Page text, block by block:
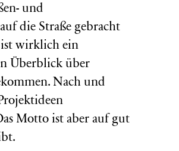
und
die Straße gebracht
wirklich ein
Überblick über
Nach und
Motto ist aber auf gut